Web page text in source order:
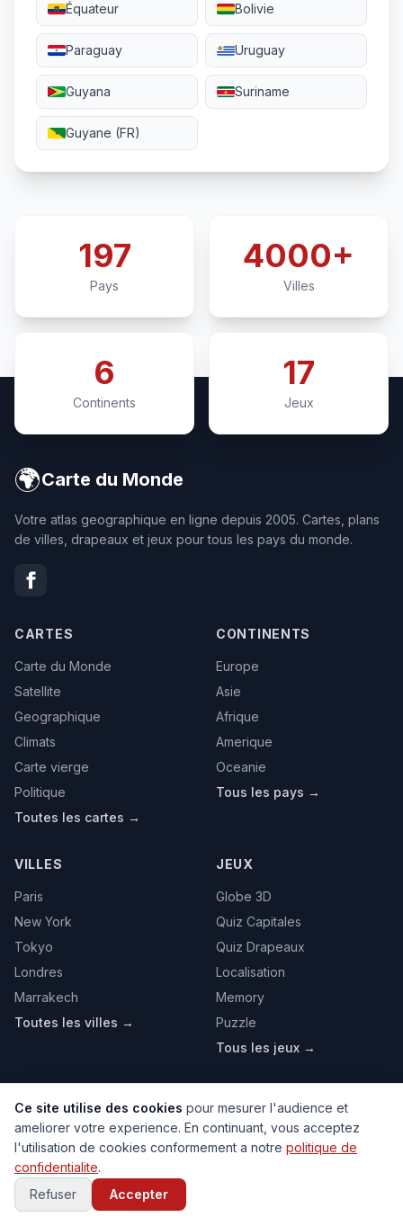
Équateur Bolivie
Paraguay Uruguay
Guyana Suriname
Guyane (FR)
197
Pays
4000+
Villes
6
Continents
17
Jeux
🌍Carte du Monde
Votre atlas geographique en ligne depuis 2005. Cartes, plans
de villes, drapeaux et jeux pour tous les pays du monde.
CARTES
Carte du Monde
Satellite
Geographique
Climats
Carte vierge
Politique
Toutes les cartes →
CONTINENTS
Europe
Asie
Afrique
Amerique
Oceanie
Tous les pays →
VILLES
Paris
New York
Tokyo
Londres
Marrakech
Toutes les villes →
JEUX
Globe 3D
Quiz Capitales
Quiz Drapeaux
Localisation
Memory
Puzzle
Tous les jeux →
PAYS POPULAIRES
Portugal
Italie
Allemagne Canada
Bresil
Algerie Tunisie
Ce site utilise des cookies pour mesurer l'audience et
ameliorer votre experience. En continuant, vous acceptez
l'utilisation de cookies conformement a notre politique de
confidentialite.
Refuser
Accepter